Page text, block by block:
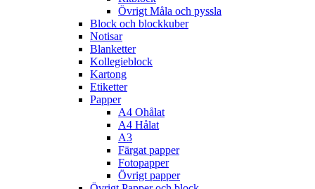
Övrigt Måla och pyssla
Block och blockkuber
Notisar
Blanketter
Kollegieblock
Kartong
Etiketter
Papper
A4 Ohålat
A4 Hålat
A3
Färgat papper
Fotopapper
Övrigt papper